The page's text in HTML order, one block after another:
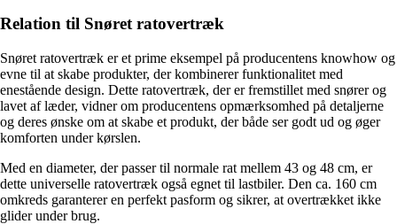
Relation til Snøret ratovertræk
Snøret ratovertræk er et prime eksempel på producentens knowhow og
evne til at skabe produkter, der kombinerer funktionalitet med
enestående design. Dette ratovertræk, der er fremstillet med snører og
lavet af læder, vidner om producentens opmærksomhed på detaljerne
og deres ønske om at skabe et produkt, der både ser godt ud og øger
komforten under kørslen.
Med en diameter, der passer til normale rat mellem 43 og 48 cm, er
dette universelle ratovertræk også egnet til lastbiler. Den ca. 160 cm
omkreds garanterer en perfekt pasform og sikrer, at overtrækket ikke
glider under brug.